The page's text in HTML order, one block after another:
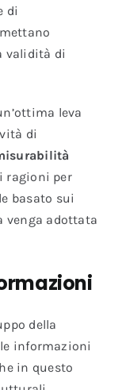
di
validità di
leva
di
ragioni per
basato sui
venga adottata
della
informazioni
in questo